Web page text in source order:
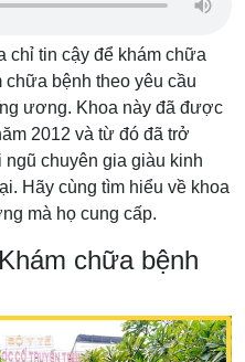
chỉ tin cậy để khám chữa
bệnh theo yêu cầu
ương. Khoa này đã được
2012 và từ đó đã trở
chuyên gia giàu kinh
Hãy cùng tìm hiểu về khoa
mà họ cung cấp.
chữa bệnh